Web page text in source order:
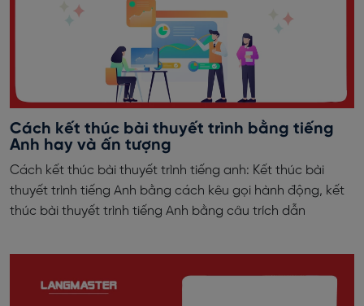
Cách kết thúc bài thuyết trình bằng tiếng
Anh hay và ấn tượng
Cách kết thúc bài thuyết trình tiếng anh: Kết thúc bài
thuyết trình tiếng Anh bằng cách kêu gọi hành động, kết
thúc bài thuyết trình tiếng Anh bằng câu trích dẫn